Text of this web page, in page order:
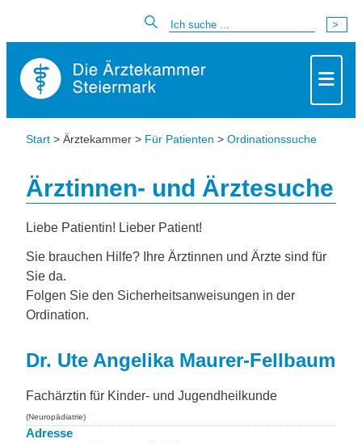
Start > Ärztekammer > Für Patienten > Ordinationssuche
Ärztinnen- und Ärztesuche
Liebe Patientin! Lieber Patient!
Sie brauchen Hilfe? Ihre Ärztinnen und Ärzte sind für
Sie da.
Folgen Sie den Sicherheitsanweisungen in der
Ordination.
Dr. Ute Angelika Maurer-Fellbaum
Fachärztin für Kinder- und Jugendheilkunde
(Neuropädiatrie)
Adresse